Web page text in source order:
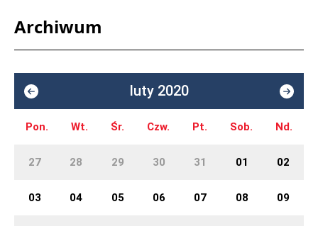
Archiwum
luty 2020
Pon. Wt. Śr. Czw. Pt. Sob. Nd.
27 28 29 30 31 01 02
03 04 05 06 07 08 09